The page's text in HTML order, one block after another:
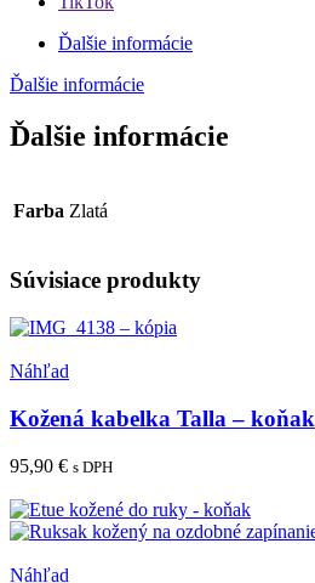
Ďalšie informácie
Ďalšie informácie
Ďalšie informácie
Farba Zlatá
Súvisiace produkty
Náhľad
Kožená kabelka Talla – koňak
95,90 € s DPH
Náhľad